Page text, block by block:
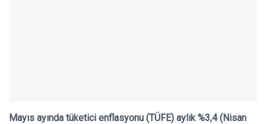
Mayıs ayında tüketici enflasyonu (TÜFE) aylık %3,4 (Nisan